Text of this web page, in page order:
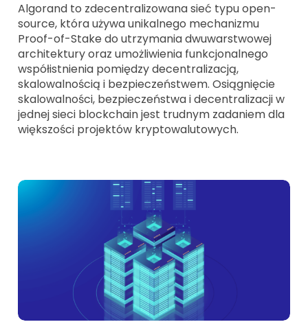
Algorand to zdecentralizowana sieć typu open-
source, która używa unikalnego mechanizmu
Proof-of-Stake do utrzymania dwuwarstwowej
architektury oraz umożliwienia funkcjonalnego
współistnienia pomiędzy decentralizacją,
skalowalnością i bezpieczeństwem. Osiągnięcie
skalowalności, bezpieczeństwa i decentralizacji w
jednej sieci blockchain jest trudnym zadaniem dla
większości projektów kryptowalutowych.